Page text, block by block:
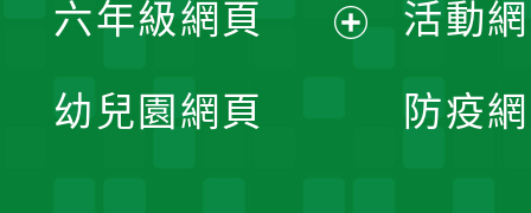
選
開
六年級網頁
幼兒園網頁
活動
防疫